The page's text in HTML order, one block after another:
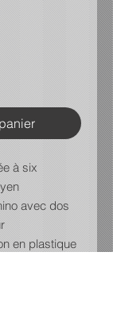
à six
avec dos
en plastique